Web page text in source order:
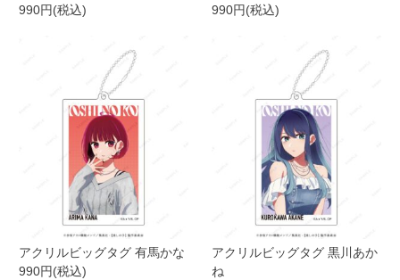
990円(税込)
990円(税込)
アクリルビッグタグ 有馬かな
990円(税込)
アクリルビッグタグ 黒川あか
ね